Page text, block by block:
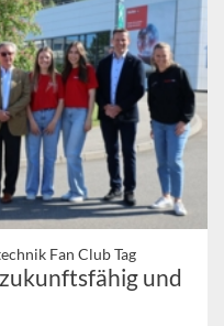
Fan Club Tag
und